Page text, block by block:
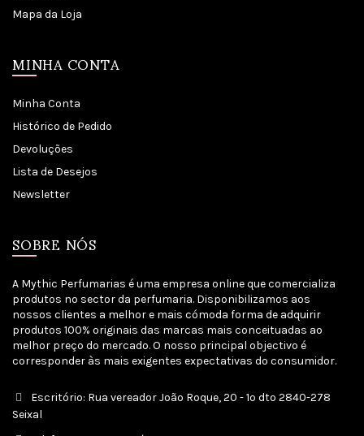
Mapa da Loja
MINHA CONTA
Minha Conta
Histórico de Pedido
Devoluções
Lista de Desejos
Newsletter
SOBRE NÓS
A Mythic Perfumarias é uma empresa online que comercializa
produtos no sector da perfumaria. Disponibilizamos aos
nossos clientes a melhor e mais cómoda forma de adquirir
produtos 100% originais das marcas mais conceituadas ao
melhor preço do mercado. O nosso principal objectivo é
corresponder às mais exigentes expectativas do consumidor.
Escritório: Rua vereador João Roque, 20 - 1º dto 2840-278
Seixal